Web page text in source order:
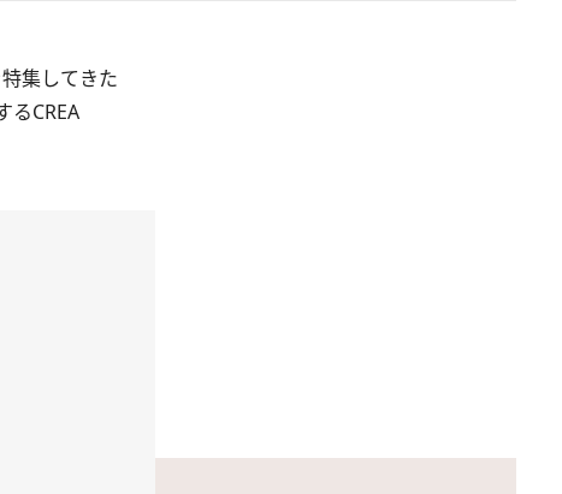
集してきた
るCREA